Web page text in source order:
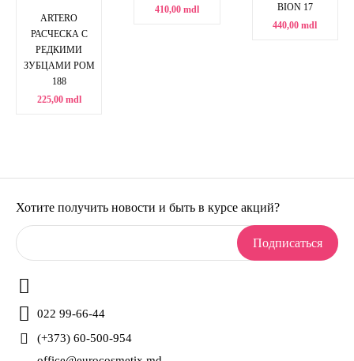
ARTERO
РАСЧЕСКА С
РЕДКИМИ
ЗУБЦАМИ POM
188
225,00 mdl
410,00 mdl
BION 17
440,00 mdl
Хотите получить новости и быть в курсе акций?
Подписаться
022 99-66-44
(+373) 60-500-954